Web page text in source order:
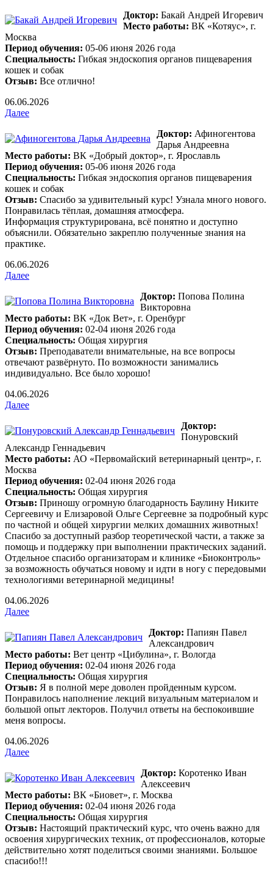
Доктор: Бакай Андрей Игоревич
Место работы: ВК «Котяус», г.
Москва
Период обучения: 05-06 июня 2026 года
Специальность: Гибкая эндоскопия органов пищеварения
кошек и собак
Отзыв: Все отлично!
06.06.2026
Далее
Доктор: Афиногентова
Дарья Андреевна
Место работы: ВК «Добрый доктор», г. Ярославль
Период обучения: 05-06 июня 2026 года
Специальность: Гибкая эндоскопия органов пищеварения
кошек и собак
Отзыв: Спасибо за удивительный курс! Узнала много нового.
Понравилась тёплая, домашняя атмосфера.
Информация структурирована, всё понятно и доступно
объяснили. Обязательно закреплю полученные знания на
практике.
06.06.2026
Далее
Доктор: Попова Полина
Викторовна
Место работы: ВК «Док Вет», г. Оренбург
Период обучения: 02-04 июня 2026 года
Специальность: Общая хирургия
Отзыв: Преподаватели внимательные, на все вопросы
отвечают развёрнуто. По возможности занимались
индивидуально. Все было хорошо!
04.06.2026
Далее
Доктор:
Понуровcкий
Александр Геннадьевич
Место работы: АО «Первомайский ветеринарный центр», г.
Москва
Период обучения: 02-04 июня 2026 года
Специальность: Общая хирургия
Отзыв: Приношу огромную благодарность Баулину Никите
Сергеевичу и Елизаровой Ольге Сергеевне за подробный курс
по частной и общей хирургии мелких домашних животных!
Спасибо за доступный разбор теоретической части, а также за
помощь и поддержку при выполнении практических заданий.
Отдельное спасибо организаторам и клинике «Биоконтроль»
за возможность обучаться новому и идти в ногу с передовыми
технологиями ветеринарной медицины!
04.06.2026
Далее
Доктор: Папиян Павел
Александрович
Место работы: Вет центр «Цибулина», г. Вологда
Период обучения: 02-04 июня 2026 года
Специальность: Общая хирургия
Отзыв: Я в полной мере доволен пройденным курсом.
Понравилось наполнение лекций визуальным материалом и
большой опыт лекторов. Получил ответы на беспокоившие
меня вопросы.
04.06.2026
Далее
Доктор: Коротенко Иван
Алексеевич
Место работы: ВК «Биовет», г. Москва
Период обучения: 02-04 июня 2026 года
Специальность: Общая хирургия
Отзыв: Настоящий практический курс, что очень важно для
освоения хирургических техник, от профессионалов, которые
действительно хотят поделиться своими знаниями. Большое
спасибо!!!